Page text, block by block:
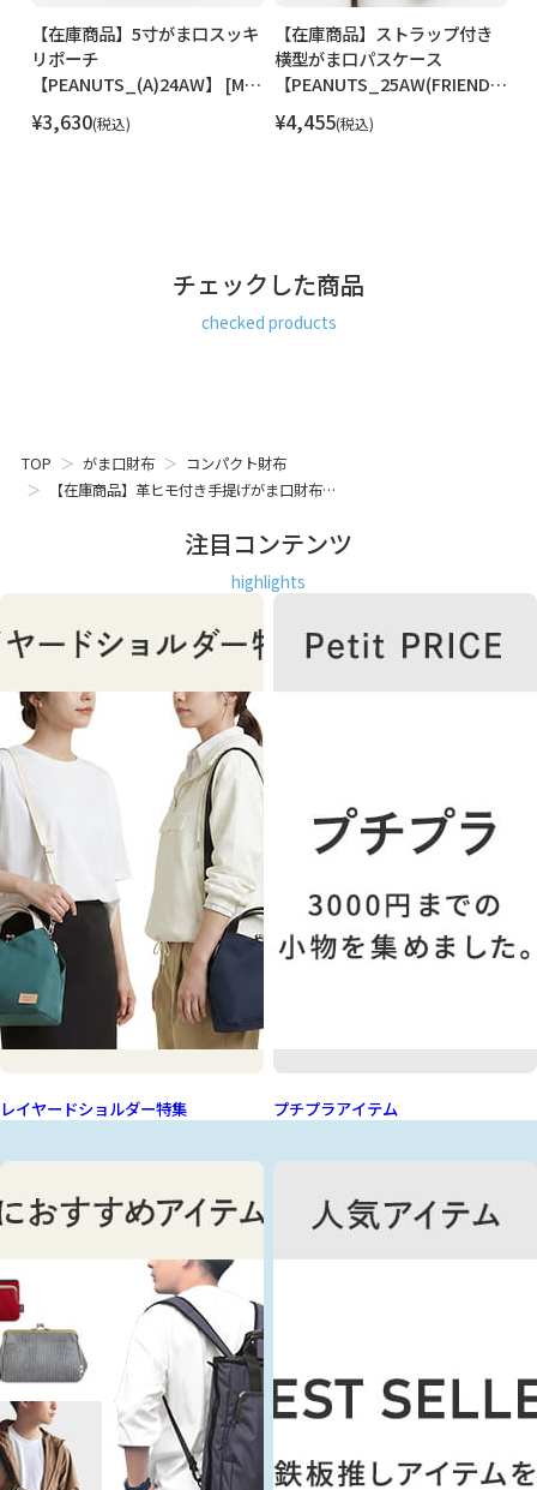
【在庫商品】5寸がま口スッキ
リポーチ
【PEANUTS_(A)24AW】 [M便
¥3,630 税込
【在庫商品】ストラップ付き
横型がま口パスケース
【PEANUTS_25AW(FRIENDS)
¥4,455 税込
チェックした商品
checked products
TOP がま口財布
コンパクト財布
【在庫商品】革ヒモ付き手提げがま口財布…
注目コンテンツ
highlights
レイヤードショルダー特集 プチプラアイテム